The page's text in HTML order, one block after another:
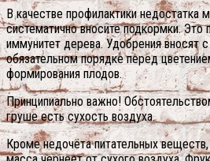
В качестве профилактики недостатка
систематично вносите подкормки. Это
иммунитет дерева. Удобрения вносят
обязательном порядке перед
формирования плодов.
Принципиально важно!
груше есть сухость воздуха.
Кроме недочёта питательных